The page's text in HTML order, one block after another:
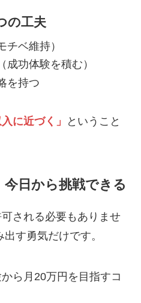
の工夫
チベ維持）
功体験を積む）
を持つ
に近づく」
ということ
日から挑戦できる
される必要もありませ
す勇気だけです。
ら月20万円を目指すコ